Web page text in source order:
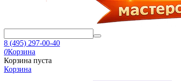
8 (495) 297-00-40
0Корзина
Корзина пуста
Корзина